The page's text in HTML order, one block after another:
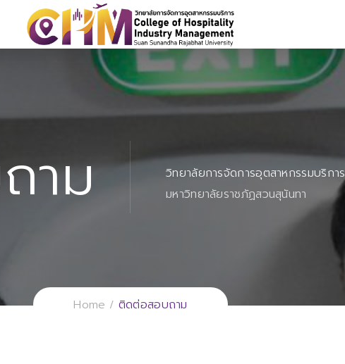
าม
วิทยาลัยการจัดการอุตสาหกรรมบริการ
มหาวิทยาลัยราชภัฏสวนสุนันทา
Home ติดต่อสอบถาม